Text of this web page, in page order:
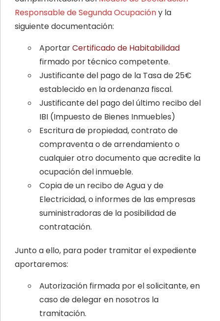
Responsable de Segunda Ocupacióny la
siguiente documentación:
AportarCertificado de Habitabilidad
firmado por técnico competente.
Justificante del pago de la Tasa de 25€
establecido en la ordenanza fiscal.
Justificante del pago del último recibo del
IBI (Impuesto de Bienes Inmuebles)
Escritura de propiedad, contrato de
compraventa o de arrendamiento o
cualquier otro documento que acredite la
ocupación del inmueble.
Copia de un recibo de Agua y de
Electricidad, o informes de las empresas
suministradoras de la posibilidad de
contratación.
Junto a ello, para poder tramitar el expediente
aportaremos:
Autorización firmada por el solicitante, en
caso de delegar en nosotros la
tramitación.